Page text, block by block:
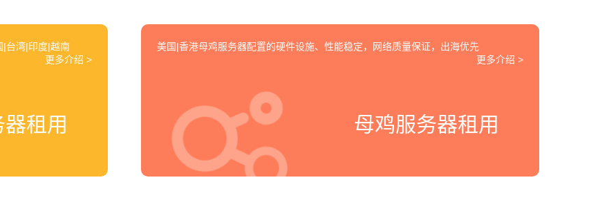
|台湾|印度|越南
更多介绍 >
租用
美国|香港母鸡服务器配置的硬件设施、性能稳定，网络质量保证，出海优先
更多介绍 >
母鸡服务器租用